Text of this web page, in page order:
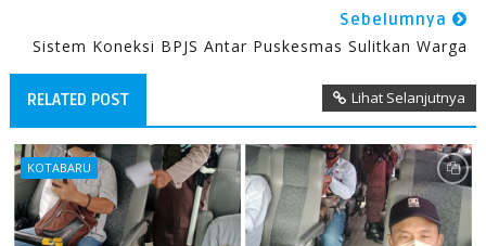
Sebelumnya
Sistem Koneksi BPJS Antar Puskesmas Sulitkan Warga
RELATED POST Lihat Selanjutnya
KOTABARU